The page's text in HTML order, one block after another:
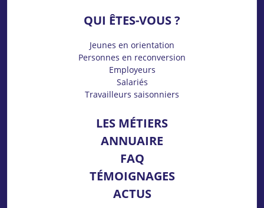
QUI ÊTES-VOUS ?
Jeunes en orientation
Personnes en reconversion
Employeurs
Salariés
Travailleurs saisonniers
LES MÉTIERS
ANNUAIRE
FAQ
TÉMOIGNAGES
ACTUS